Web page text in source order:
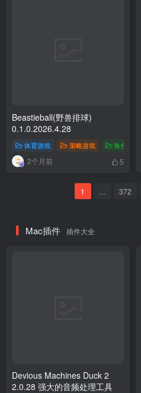
Beastieball(野兽排球)
0.1.0.2026.4.28
体育游戏 策略游戏 角色扮演
2个月前 5
1 372
Mac插件 插件大全
Devious Machines Duck 2
2.0.28 强大的音频处理工具